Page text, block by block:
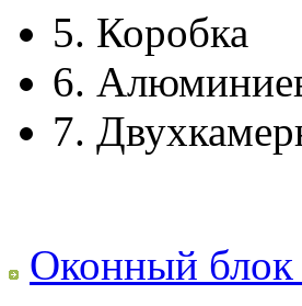
5. Коробка
6.
7.
Оконный